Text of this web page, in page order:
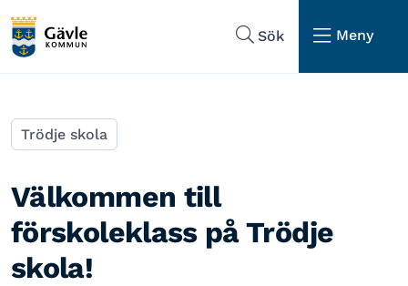
Sök
Meny
Trödje skola
Välkommen till
förskoleklass på Trödje
skola!